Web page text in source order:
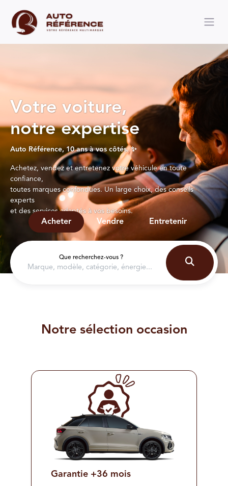
Votre voiture,
notre expertise
Auto Référence, 10 ans à vos côtés. ✨
Achetez, vendez et entretenez votre véhicule en toute
confiance,
toutes marques confondues. Un large choix, des conseils
experts
et des services adaptés à vos besoins.
Acheter Vendre Entretenir
Que recherchez-vous ?
Marque, modèle, catégorie, énergie...
Notre sélection occasion
Garantie +36 mois